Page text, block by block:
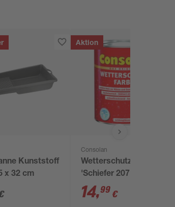
Kunststoff
x 32 cm
Aktion
Consolan
Wetterschutzfarbe
'Schiefer 207'
schieferfarben 750 ml
14,99 €